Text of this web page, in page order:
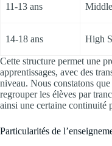
11-13 ans
14-18 ans High
Cette structure permet une
apprentissages, avec des
niveau. Nous constatons
regrouper les élèves par
ainsi une certaine continuité
Particularités de